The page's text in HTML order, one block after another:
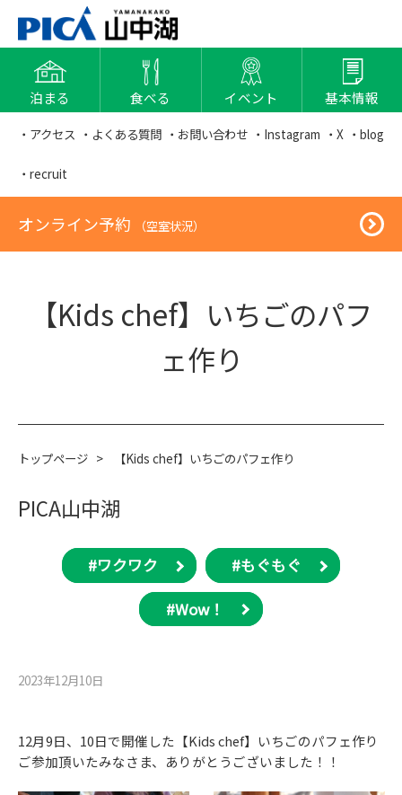
泊まる 食べる イベント 基本情報
・アクセス ・よくある質問 ・お問い合わせ ・Instagram ・X ・blog
・recruit
オンライン予約 （空室状況）
【Kids chef】いちごのパフ
ェ作り
トップページ > 【Kids chef】いちごのパフェ作り
PICA山中湖
#ワクワク #もぐもぐ
#Wow！
2023年12月10⽇
12月9日、10日で開催した【Kids chef】いちごのパフェ作り
ご参加頂いたみなさま、ありがとうございました！！